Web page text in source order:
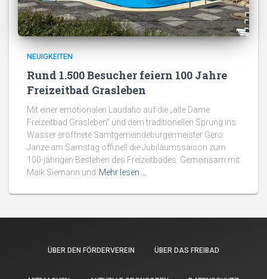
NEUIGKEITEN
Rund 1.500 Besucher feiern 100 Jahre
Freizeitbad Grasleben
Mit einer emotionalen Laudatio auf die „alte Dame
Freizeitbad Grasleben“ und dem traditionellen Sprung ins
Wasser eröffnete Samtgemeindebürgermeister Gero
Janze am Samstag offiziell die Jubiläumssaison zum
100-jährigen Bestehen des Freizeitbades. Gemeinsam mit
Maik Siemann und Mehr lesen …
ÜBER DEN FÖRDERVEREIN ÜBER DAS FREIBAD